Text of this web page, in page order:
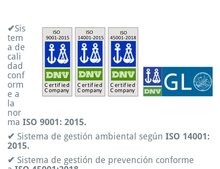
✔Sis
tem
a de
cali
dad
conf
orm
e a
la
nor
ma ISO 9001: 2015.
✔ Sistema de gestión ambiental según ISO 14001:
2015.
✔ Sistema de gestión de prevención conforme